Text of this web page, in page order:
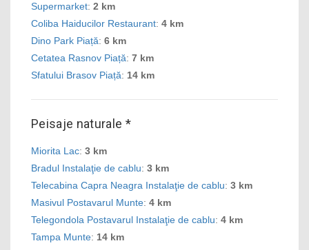
Supermarket: 2 km
Coliba Haiducilor Restaurant: 4 km
Dino Park Piață: 6 km
Cetatea Rasnov Piață: 7 km
Sfatului Brasov Piață: 14 km
Peisaje naturale *
Miorita Lac: 3 km
Bradul Instalaţie de cablu: 3 km
Telecabina Capra Neagra Instalaţie de cablu: 3 km
Masivul Postavarul Munte: 4 km
Telegondola Postavarul Instalaţie de cablu: 4 km
Tampa Munte: 14 km